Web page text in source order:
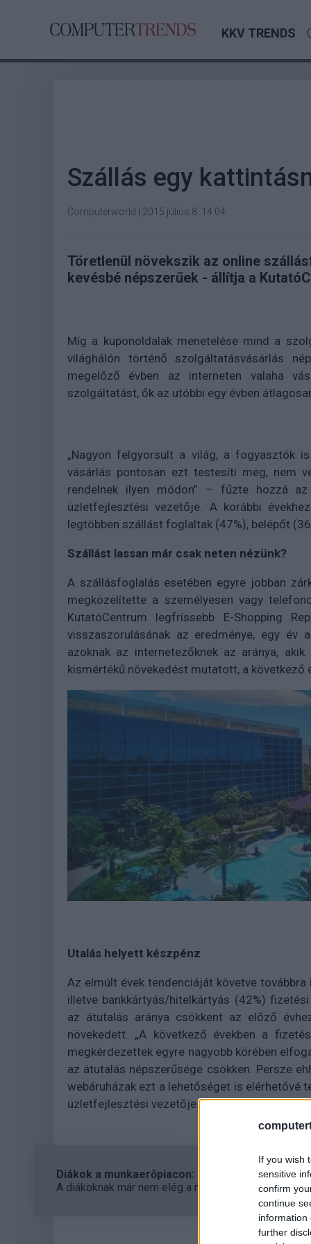
If you wish
sensitive
confirm
continue
information
further
KKV TRENDS
Szállás egy
Computerworld 2015 július 8. 14:04
Töretlenül növekszik az online
kevésbé népszerűek - állítja a
Míg a kuponoldalak menetelése mind a
világhálón történő szolgáltatásvásárlás
megelőző évben az interneten valaha
szolgáltatást, ők az utóbbi egy évben
„Nagyon felgyorsult a világ, a fogyasztók
vásárlás pontosan ezt testesíti meg, nem
rendelnek ilyen módon” – fűzte hozzá az
üzletfejlesztési vezetője. A korábbi
legtöbben szállást foglaltak (47%), belépőt
Szállást lassan már csak neten nézünk?
A szállásfoglalás esetében egyre jobban
megközelítette a személyesen vagy
KutatóCentrum legfrissebb E-Shopping
visszaszorulásának az eredménye, egy év
azoknak az internetezőknek az aránya,
kismértékű növekedést mutatott, a következő
Utalás helyett készpénz
Az elmúlt évek tendenciáját követve
illetve bankkártyás/hitelkártyás (42%)
az átutalás aránya csökkent az előző
növekedett. „A következő években a
megkérdezettek egyre nagyobb körében
az átutalás népszerűsége csökken. Persze
webáruházak ezt a lehetőséget is elérhetővé
üzletfejlesztési vezetője.
Diákok a munkaerőpiacon: Így formálják a
A diákoknak már nem elég a magas órabér,